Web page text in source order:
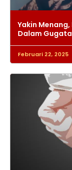
Yakin
Dalam
Februari 22, 2025